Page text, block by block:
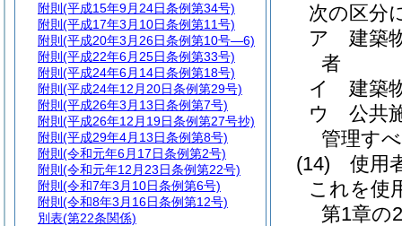
次の区分
ア
建築
者
イ
建築
ウ
公共
管理す
(14)
使用
これを使
第1章の2
附則 (平成15年9月24日条例第34号)
附則 (平成17年3月10日条例第11号)
附則 (平成20年3月26日条例第10号―6)
附則 (平成22年6月25日条例第33号)
附則 (平成24年6月14日条例第18号)
附則 (平成24年12月20日条例第29号)
附則 (平成26年3月13日条例第7号)
附則 (平成26年12月19日条例第27号抄)
附則 (平成29年4月13日条例第8号)
附則 (令和元年6月17日条例第2号)
附則 (令和元年12月23日条例第22号)
附則 (令和7年3月10日条例第6号)
附則 (令和8年3月16日条例第12号)
別表(第22条関係)